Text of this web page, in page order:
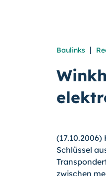
Baulinks |
Schlüssel
zwischen